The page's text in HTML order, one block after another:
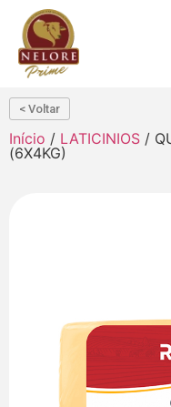
< Voltar
Início / LATICINIOS /
(6X4KG)